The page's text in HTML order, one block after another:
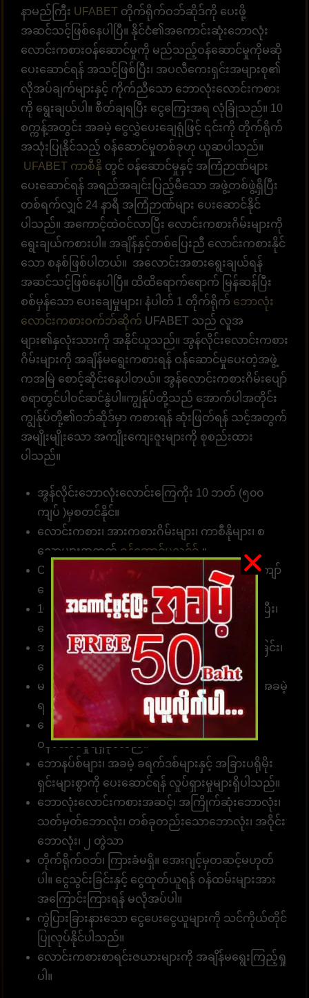
နာမည်ကြီး UFABET တိုက်ရိုက်ဝဘ်ဆိုဒ်ကို ပေးဖို့
အဆင်သင့်ဖြစ်နေပါပြီ။ နိုင်ငံ၏အကောင်းဆုံးဘောလုံး
လောင်းကစားဝန်ဆောင်မှုကို မည်သည့်ဝန်ဆောင်မှုကိုမဆို
ပေးဆောင်ရန် အသင့်ဖြစ်ပြီး၊ အပလီကေးရှင်းအများစု၏
လိုအပ်ချက်များနှင့် ကိုက်ညီသော ဘောလုံးလောင်းကစား
ကို ရွေးချယ်ပါ။ စီတ်ချရပြီး ငွေကြေးအရ လုံခြုံသည်။ 10
စက္ကန့်အတွင်း အခမဲ့ ငွေလွှဲပေးချေရုံဖြင့် ၎င်းကို တိုက်ရိုက်
အသုံးပြုနိုင်သည့် ဝန်ဆောင်မှုတစ်ခုဟု ယူဆပါသည်။
UFABET ကာစီနို တွင် ဝန်ဆောင်မှုနှင့် အကြံဉာဏ်များ
ပေးဆောင်ရန် အရည်အချင်းပြည့်မီသော အဖွဲ့တစ်ဖွဲ့ရှိပြီး
တစ်ရက်လျှင် 24 နာရီ အကြံဉာဏ်များ ပေးဆောင်နိုင်
ပါသည်။ အကောင့်ထဲဝင်လာပြီး လောင်းကစားဂိမ်းများကို
ရွေးချယ်ကစားပါ။ အချိန်နှင့်တစ်ပြေးညီ လောင်းကစားနိုင်
သော စနစ်ဖြစ်ပါတယ်။ အလောင်းအစားရွေးချယ်ရန်
အဆင်သင့်ဖြစ်နေပါပြီ။ ထိထိရောက်ရောက် မြန်ဆန်ပြီး
စစ်မှန်သော ပေးချေမှုများ၊ နံပါတ် 1 တိုက်ရိုက် ဘောလုံး
လောင်းကစားဝက်ဘ်ဆိုက် UFABET သည် လူအ
များ၏နှလုံးသားကို အနိုင်ယူသည်။ အွန်လိုင်းလောင်းကစား
ဂိမ်းများကို အချိန်မရွေးကစားရန် ဝန်ဆောင်မှုပေးတဲ့အဖွဲ့
ကအမြဲ စောင့်ဆိုင်းနေပါတယ်။ အွန်လောင်းကစားဂိမ်းပျော်
စရာတွင်ပါဝင်ဆင်နွဲပါ။ကျွန်ုပ်တို့သည် အောက်ပါအတိုင်း
ကျွန်ုပ်တို့၏ဝဘ်ဆိုဒ်မှာ ကစားရန် ဆုံးဖြတ်ရန် သင့်အတွက်
အမျိုးမျိုးသော အကျိုးကျေးဇူးများကို စုစည်းထား
ပါသည်။
အွန်လိုင်းဘောလုံးလောင်းကြေကိုး 10 ဘတ် (၅၀၀
ကျပ် )မှစတင်နိုင်။
လောင်းကစား၊ အားကစားဂိမ်းများ၊ ကာစီနိုများ၊ စ
လော့များအတွက် ဝန်ဆောင်မှုလင့်ခ် ။
Customer တစ်ဦးတည်းသည် ဂိမ်းပေါင်း 1၀00 ကျော်
လောင်းကစားနိုင်သည်။
10 စက္ကန့်အတွင်း တော်တို စနစ်ဖြင့် လျှောက်ထားပြီး၊
ငွေသွင်း၊ ငွေထုတ်နိုင်ပါတယ်။
အမှန်အကန်ငွေပေးချေခြင်း၊ လျှင်မြန်သောငွေလွှဲခြင်း၊
ငွေကြေးယုံကြည်စိတ်ချခြင်း။
မန်ဘာ အသစ်အတွက် လျှောက်ထားပါ၊ ခရက်ဒစ်အခမဲ့
ရယူပါ၊ အမှန်တကယ်ငွေကို ပေးချရပါမယ်။
ခေါ်ဆိုရေးစင်တာအဖွဲ့သည် တစ်နေ့လျှင် 24 နာရီ
ဝန်ဆောင်မှုရရှိနိုင်သည်။
ဘောနပ်စ်များ၊ အခမဲ့ ခရက်ဒစ်များနှင့် အခြားပရိုမိုး
ရှင်းများစွာကို ပေးဆောင်ရန် လှုပ်ရှားမှုများရှိပါသည်။
ဘောလုံးလောင်းကစားအဆင့်၊ အကြိုက်ဆုံးဘောလုံး၊
သတ်မှတ်ဘောလုံး၊ တစ်ခုတည်းသောဘောလုံး၊ အဝိုင်း
ဘောလုံး၊ ၂ တွဲသာ
တိုက်ရိုက်ဝဘ်၊ ကြားခံမရှိ။ အေးဂျင့်မှတဆင့်မဟုတ်
ပါ။ ငွေသွင်းခြင်းနှင့် ငွေထုတ်ယူရန် ဝန်ထမ်းများအား
အကြောင်းကြားရန် မလိုအပ်ပါ။
ကွဲပြားခြားနားသော ငွေပေးငွေယူများကို သင်ကိုယ်တိုင်
ပြုလုပ်နိုင်ပါသည်။
လောင်းကစားစာရင်းဇယားများကို အချိန်မရွေးကြည့်ရှု
ပါ။